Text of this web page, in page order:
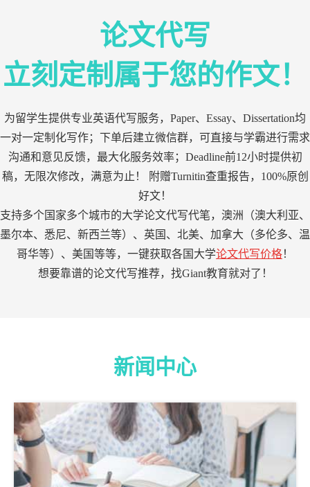
论文代写
立刻定制属于您的作文！
为留学生提供专业英语代写服务，Paper、Essay、Dissertation均
一对一定制化写作；下单后建立微信群，可直接与学霸进行需求
沟通和意见反馈，最大化服务效率；Deadline前12小时提供初
稿，无限次修改，满意为止！ 附赠Turnitin查重报告，100%原创
好文！
支持多个国家多个城市的大学论文代写代笔，澳洲（澳大利亚、
墨尔本、悉尼、新西兰等）、英国、北美、加拿大（多伦多、温
哥华等）、美国等等，一键获取各国大学论文代写价格！
想要靠谱的论文代写推荐，找Giant教育就对了！
新闻中心